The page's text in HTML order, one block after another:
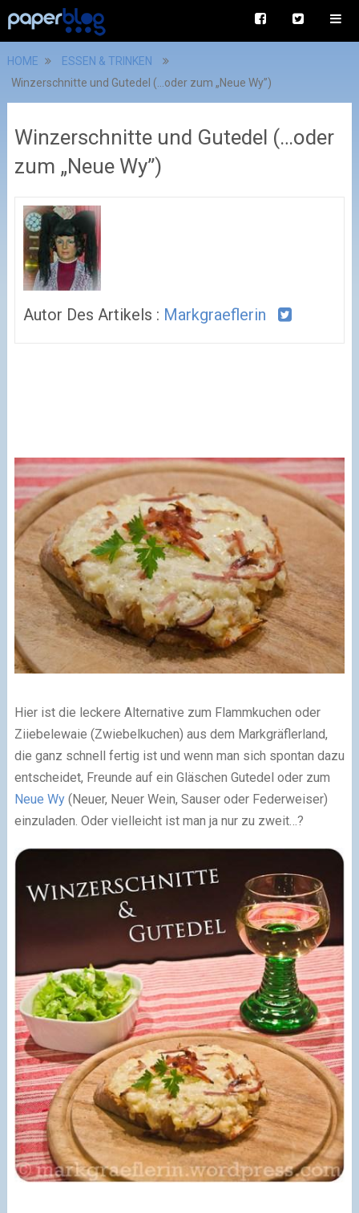
HOME
ESSEN & TRINKEN
Winzerschnitte und Gutedel (…oder zum „Neue Wy”)
Winzerschnitte und Gutedel (…oder
zum „Neue Wy”)
Autor Des Artikels : Markgraeflerin
Hier ist die leckere Alternative zum Flammkuchen oder
Ziiebelewaie (Zwiebelkuchen) aus dem Markgräflerland,
die ganz schnell fertig ist und wenn man sich spontan dazu
entscheidet, Freunde auf ein Gläschen Gutedel oder zum
Neue Wy (Neuer, Neuer Wein, Sauser oder Federweiser)
einzuladen. Oder vielleicht ist man ja nur zu zweit…?